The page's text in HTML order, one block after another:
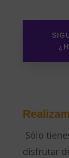
Sólo
disfrutar